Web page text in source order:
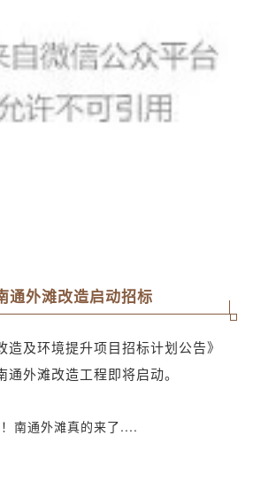
通外滩改造启动招标
及环境提升项目招标计划公告》
外滩改造工程即将启动。
南通外滩真的来了....